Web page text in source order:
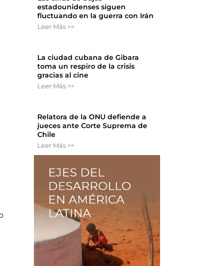
estadounidenses siguen
fluctuando en la guerra con Irán
Leer Más >>
La ciudad cubana de Gibara
toma un respiro de la crisis
gracias al cine
Leer Más >>
Relatora de la ONU defiende a
jueces ante Corte Suprema de
Chile
Leer Más >>